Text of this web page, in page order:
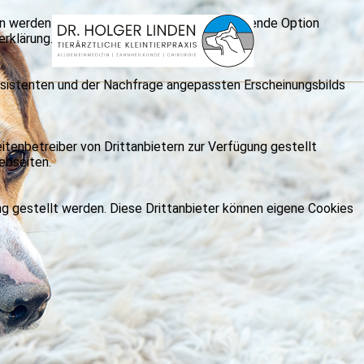
nur angezeigt, wenn die entsprechende Option
und der Nachfrage angepassten Erscheinungsbilds
von Drittanbietern zur Verfügung gestellt
gestellt werden. Diese Drittanbieter können eigene Cookies